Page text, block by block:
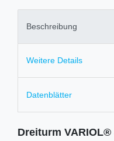
Beschreibung
Weitere Details
Datenblätter
Dreiturm